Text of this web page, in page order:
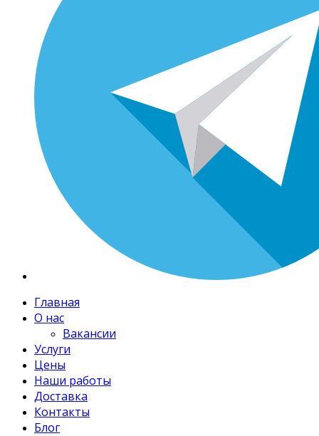
Главная
О нас
Вакансии
Услуги
Цены
Наши работы
Доставка
Контакты
Блог